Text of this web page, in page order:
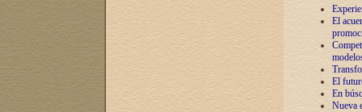
El
El
En
Nueva